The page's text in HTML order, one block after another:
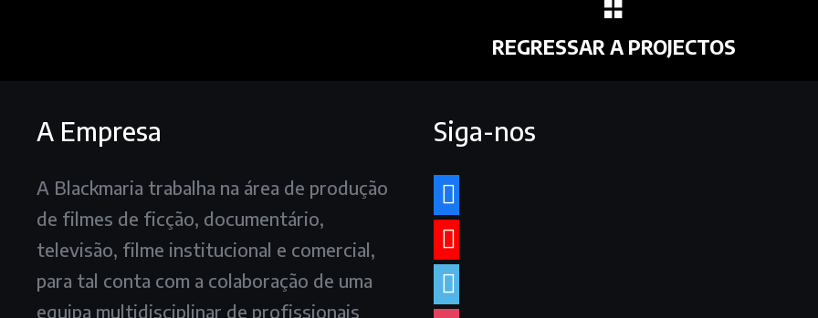
REGRESSAR A PROJECTOS
A Empresa
A Blackmaria trabalha na área de produção
de filmes de ficção, documentário,
televisão, filme institucional e comercial,
para tal conta com a colaboração de uma
equipa multidisciplinar de profissionais
Siga-nos
facebook
youtube
vimeo